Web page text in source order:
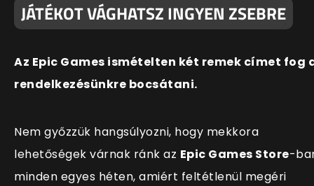
JÁTÉKOT VÁGHATSZ INGYEN ZSEBRE
Az Epic Games ismételten két remek címet fog
rendelkezésünkre bocsátani.
Nem győzzük hangsúlyozni, hogy mekkora
lehetőségek várnak ránk az Epic Games Store-
minden egyes héten, amiért feltétlenül megéri